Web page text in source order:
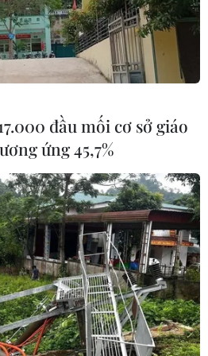
nghiệp.
địa phương tiếp nhận và
chuyển chi phí đốt rác
tạo ra rác thải nhựa đó.
đầu mối cơ sở giáo
ứng 45,7%